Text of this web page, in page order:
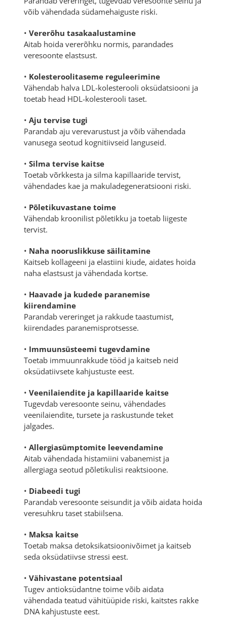
võib vähendada südamehaiguste riski.
• Vererõhu tasakaalustamine
Aitab hoida vererõhku normis, parandades
veresoonte elastsust.
• Kolesteroolitaseme reguleerimine
Vähendab halva LDL-kolesterooli oksüdatsiooni ja
toetab head HDL-kolesterooli taset.
• Aju tervise tugi
Parandab aju verevarustust ja võib vähendada
vanusega seotud kognitiivseid languseid.
• Silma tervise kaitse
Toetab võrkkesta ja silma kapillaaride tervist,
vähendades kae ja makuladegeneratsiooni riski.
• Põletikuvastane toime
Vähendab kroonilist põletikku ja toetab liigeste
tervist.
• Naha nooruslikkuse säilitamine
Kaitseb kollageeni ja elastiini kiude, aidates hoida
naha elastsust ja vähendada kortse.
• Haavade ja kudede paranemise
kiirendamine
Parandab vereringet ja rakkude taastumist,
kiirendades paranemisprotsesse.
• Immuunsüsteemi tugevdamine
Toetab immuunrakkude tööd ja kaitseb neid
oksüdatiivsete kahjustuste eest.
• Veenilaiendite ja kapillaaride kaitse
Tugevdab veresoonte seinu, vähendades
veenilaiendite, tursete ja raskustunde teket
jalgades.
• Allergiasümptomite leevendamine
Aitab vähendada histamiini vabanemist ja
allergiaga seotud põletikulisi reaktsioone.
• Diabeedi tugi
Parandab veresoonte seisundit ja võib aidata hoida
veresuhkru taset stabiilsena.
• Maksa kaitse
Toetab maksa detoksikatsioonivõimet ja kaitseb
seda oksüdatiivse stressi eest.
• Vähivastane potentsiaal
Tugev antioksüdantne toime võib aidata
vähendada teatud vähitüüpide riski, kaitstes rakke
DNA kahjustuste eest.